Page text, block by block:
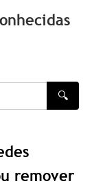
🔍
remover